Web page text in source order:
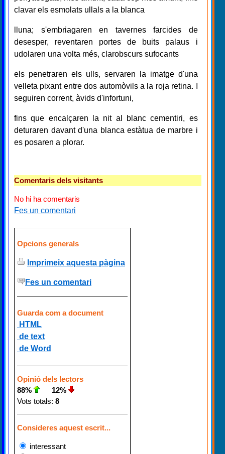
clavar els esmolats ullals a la blanca
lluna; s'embriagaren en tavernes farcides de
desesper, reventaren portes de buits palaus i
udolaren una volta més, clarobscurs sufocants
els penetraren els ulls, servaren la imatge d'una
velleta pixant entre dos automòvils a la roja retina. I
seguiren corrent, àvids d'infortuni,
fins que encalçaren la nit al blanc cementiri, es
deturaren davant d'una blanca estàtua de marbre i
es posaren a plorar.
Comentaris dels visitants
No hi ha comentaris
Fes un comentari
Opcions generals
Imprimeix aquesta pàgina
Fes un comentari
Guarda com a document
HTML
de text
de Word
Opinió dels lectors
88%
12%
Vots totals: 8
Consideres aquest escrit...
interessant